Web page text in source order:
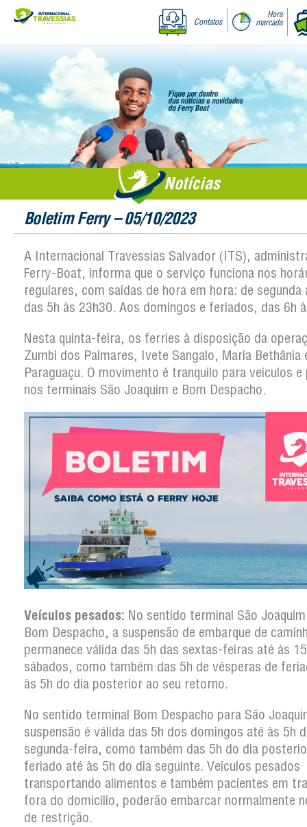
Contatos
Hora
marcada
Notícias
Boletim Ferry – 05/10/2023
A Internacional Travessias Salvador (ITS),
Ferry-Boat, informa que o serviço funciona nos
regulares, com saídas de hora em hora: de segunda
das 5h às 23h30. Aos domingos e feriados, das 6h
Nesta quinta-feira, os ferries à disposição da
Zumbi dos Palmares, Ivete Sangalo, Maria Bethânia
Paraguaçu. O movimento é tranquilo para veículos
nos terminais São Joaquim e Bom Despacho.
Veículos pesados: No sentido terminal São
Bom Despacho, a suspensão de embarque de
permanece válida das 5h das sextas-feiras até às
sábados, como também das 5h de vésperas de
às 5h do dia posterior ao seu retorno.
No sentido terminal Bom Despacho para São
suspensão é válida das 5h dos domingos até às 5h
segunda-feira, como também das 5h do dia
feriado até às 5h do dia seguinte. Veículos pesados
transportando alimentos e também pacientes em
fora do domicílio, poderão embarcar normalmente
de restrição.